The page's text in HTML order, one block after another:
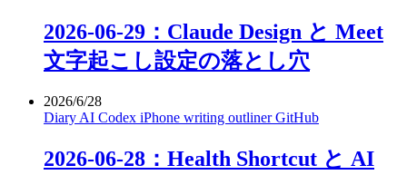
2026-06-29：Claude Design と Meet
文字起こし設定の落とし穴
2026/6/28
Diary AI Codex iPhone writing outlinerGitHub
2026-06-28：Health Shortcut と AI